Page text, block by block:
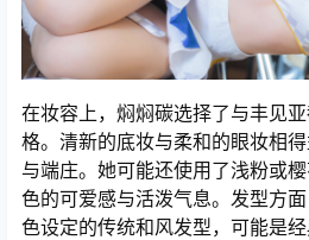
在妆容上，焖焖碳选择了与丰见
格。清新的底妆与柔和的眼妆相
与端庄。她可能还使用了浅粉或
色的可爱感与活泼气息。发型方
色设定的传统和风发型，可能是